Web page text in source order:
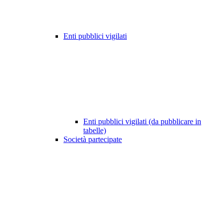
Enti pubblici vigilati
Enti pubblici vigilati (da pubblicare in
tabelle)
Società partecipate